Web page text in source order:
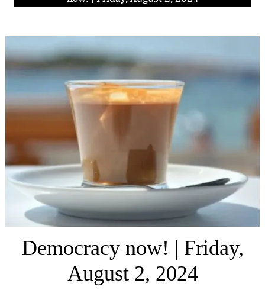
Democracy now! | Friday,
August 2, 2024